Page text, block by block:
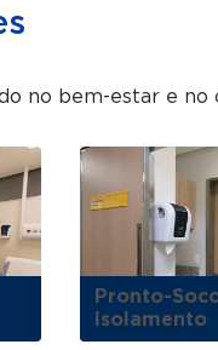
no bem-estar e no
Pronto-
Isolamento